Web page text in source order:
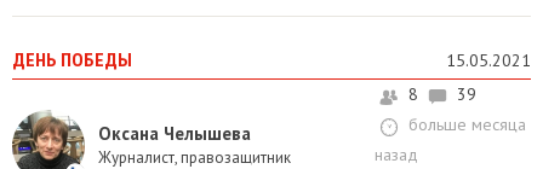
ДЕНЬ ПОБЕДЫ 15.05.2021
Оксана Челышева
Журналист, правозащитник
8
39
больше месяца
назад